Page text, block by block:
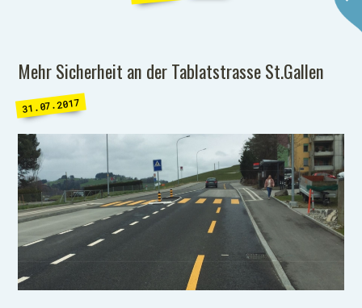
Mehr Sicherheit an der Tablatstrasse St.Gallen
31.07.2017